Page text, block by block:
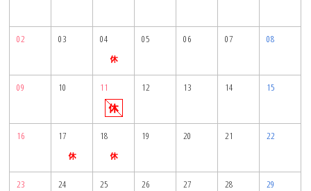
02 03 04 05 06 07 08
09 10 11 12 13 14 15
16 17 18 19 20 21 22
23 24 25 26 27 28 29